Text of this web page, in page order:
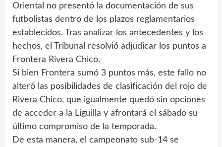
Oriental no presentó la documentación de sus
futbolistas dentro de los plazos reglamentarios
establecidos. Tras analizar los antecedentes y los
hechos, el Tribunal resolvió adjudicar los puntos a
Frontera Rivera Chico.
Si bien Frontera sumó 3 puntos más, este fallo no
alteró las posibilidades de clasificación del rojo de
Rivera Chico, que igualmente quedó sin opciones
de acceder a la Liguilla y afrontará el sábado su
último compromiso de la temporada.
De esta manera, el campeonato sub-14 se